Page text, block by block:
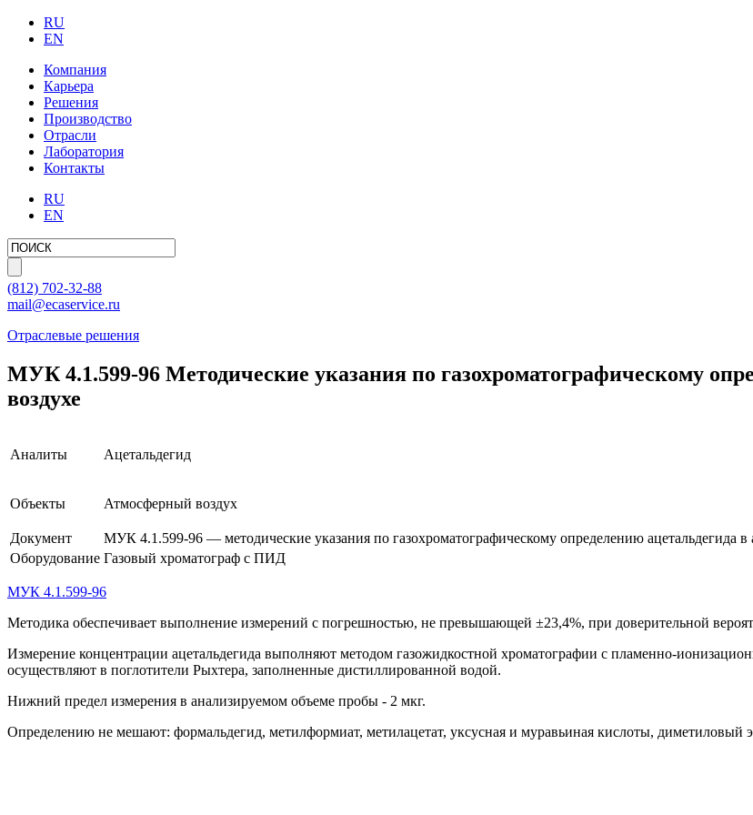
RU
EN
Компания
Карьера
Решения
Производство
Отрасли
Лаборатория
Контакты
RU
EN
(812) 702-32-88
mail@ecaservice.ru
Отраслевые решения
МУК 4.1.599-96 Методические указания по газохроматографическому
воздухе
Аналиты Ацетальдегид
Объекты Атмосферный воздух
Документ
МУК 4.1.599-96 — методические указания по газохроматографическому определению ацетальдегида в
Оборудование Газовый хроматограф с ПИД
МУК 4.1.599-96
Методика обеспечивает выполнение измерений с погрешностью, не превышающей ±23,4%, при доверительной
Измерение концентрации ацетальдегида выполняют методом газожидкостной хроматографии с пламенно-
осуществляют в поглотители Рыхтера, заполненные дистиллированной водой.
Нижний предел измерения в анализируемом объеме пробы - 2 мкг.
Определению не мешают: формальдегид, метилформиат, метилацетат, уксусная и муравьиная кислоты, диметиловый